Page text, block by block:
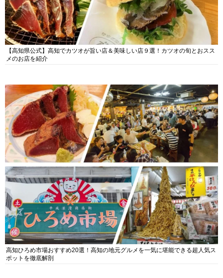
【高知県公式】高知でカツオが旨い店＆美味しい店９選！カツオの旬とおスス
メのお店を紹介
高知ひろめ市場おすすめ20選！高知の地元グルメを一気に堪能できる超人気ス
ポットを徹底解剖